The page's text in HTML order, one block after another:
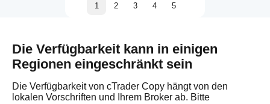
1 2 3 4 5
Die Verfügbarkeit kann in einigen
Regionen eingeschränkt sein
Die Verfügbarkeit von cTrader Copy hängt von den
lokalen Vorschriften und Ihrem Broker ab. Bitte